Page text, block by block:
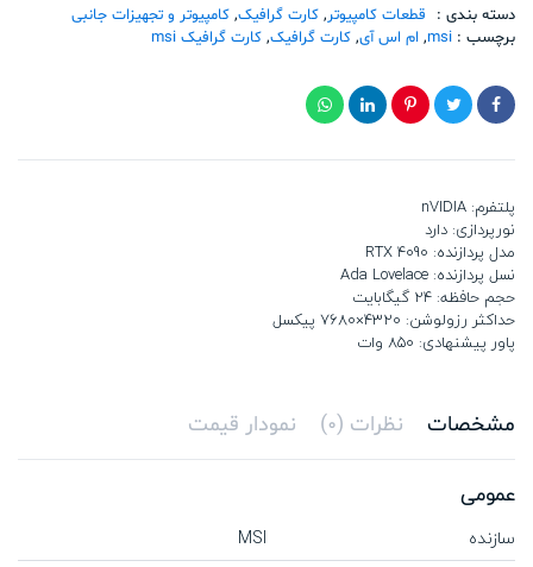
24G
تعداد
دسته بندی : قطعات کامپیوتر, کارت گرافیک, کامپیوتر و تجهیزات جانبی
برچسب : msi
, ام اس آی, کارت گرافیک, کارت گرافیک msi
پلتفرم: nVIDIA
نورپردازی: دارد
مدل پردازنده: RTX 4090
نسل پردازنده: Ada Lovelace
حجم حافظه: 24 گیگابایت
حداکثر رزولوشن: 4320×7680 پیکسل
پاور پیشنهادی: 850 وات
مشخصات نظرات (0) نمودار قیمت
عمومی
سازنده
MSI